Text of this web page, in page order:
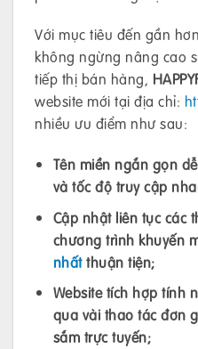
Với mục tiêu đến gần
không ngừng nâng cao
tiếp thị bán hàng,
website mới tại địa chỉ:
nhiều ưu điểm như sau:
Tên miền ngắn gọn
và tốc độ truy cập
Cập nhật liên tục các
chương trình khuyến
nhấtthuận tiện;
Website tích hợp tính
qua vài thao tác đơn
sắm trực tuyến;